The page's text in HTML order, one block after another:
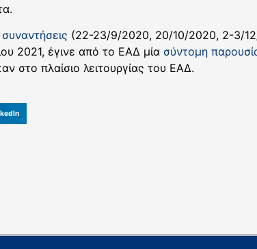
συναντήσεις (22-23/9/2020, 20/10/2020, 2-3/
2021, έγινε από το ΕΑΔ μία σύντομη
στο πλαίσιο λειτουργίας του ΕΑΔ.